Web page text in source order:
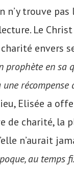
n’y trouve
Le
envers
prophète en sa
récompense
Elisée a
de charité, la
n’aurait
au temps